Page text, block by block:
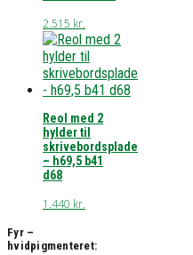
2.515 kr.
Reol med 2
hylder til
skrivebordsplade
– h69,5 b41
d68
1.440 kr.
Fyr –
hvidpigmenteret: